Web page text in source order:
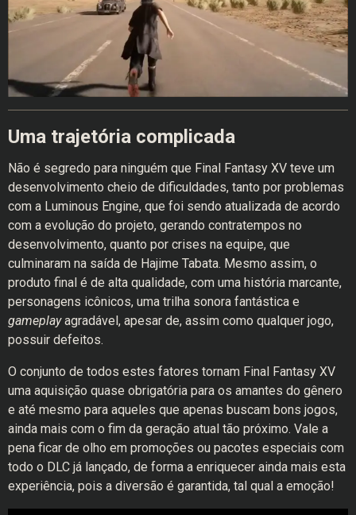
Uma trajetória complicada
Não é segredo para ninguém que Final Fantasy XV teve um
desenvolvimento cheio de dificuldades, tanto por problemas
com a Luminous Engine, que foi sendo atualizada de acordo
com a evolução do projeto, gerando contratempos no
desenvolvimento, quanto por crises na equipe, que
culminaram na saída de Hajime Tabata. Mesmo assim, o
produto final é de alta qualidade, com uma história marcante,
personagens icônicos, uma trilha sonora fantástica e
gameplayagradável, apesar de, assim como qualquer jogo,
possuir defeitos.
O conjunto de todos estes fatores tornam Final Fantasy XV
uma aquisição quase obrigatória para os amantes do gênero
e até mesmo para aqueles que apenas buscam bons jogos,
ainda mais com o fim da geração atual tão próximo. Vale a
pena ficar de olho em promoções ou pacotes especiais com
todo o DLC já lançado, de forma a enriquecer ainda mais esta
experiência, pois a diversão é garantida, tal qual a emoção!